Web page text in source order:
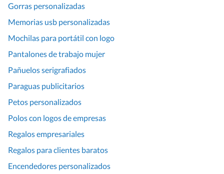
Gorras personalizadas
Memorias usb personalizadas
Mochilas para portátil con logo
Pantalones de trabajo mujer
Pañuelos serigrafiados
Paraguas publicitarios
Petos personalizados
Polos con logos de empresas
Regalos empresariales
Regalos para clientes baratos
Encendedores personalizados